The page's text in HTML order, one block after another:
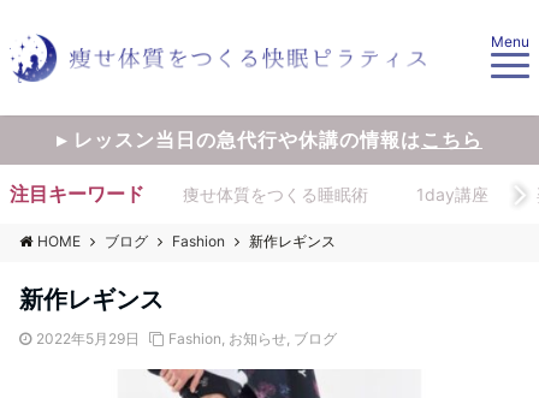
Menu
▸ レッスン当日の急代行や休講の情報はこちら
注目キーワード 痩せ体質をつくる睡眠術 1day講座
HOME ブログ Fashion 新作レギンス
新作レギンス
2022年5月29日 Fashion, お知らせ, ブログ